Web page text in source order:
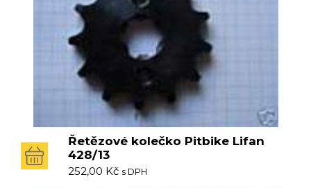
Řetězové kolečko Pitbike Lifan
428/13
252,00 Kč s DPH